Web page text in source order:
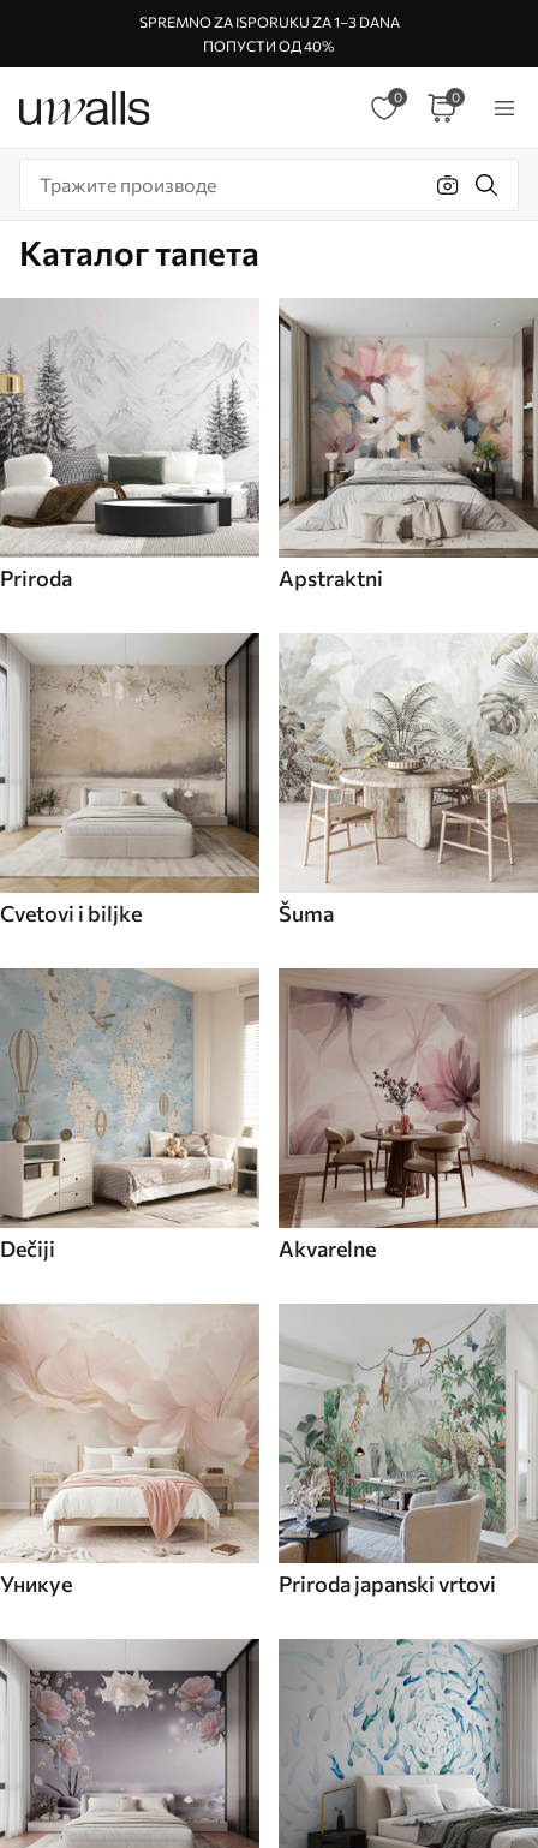
SPREMNO ZA ISPORUKU ZA 1–3 DANA
ПОПУСТИ ОД 40%
0 0
Каталог тапета
Priroda Apstraktni
Cvetovi i biljke Šuma
Dečiji Akvarelne
Уникуе Priroda japanski vrtovi